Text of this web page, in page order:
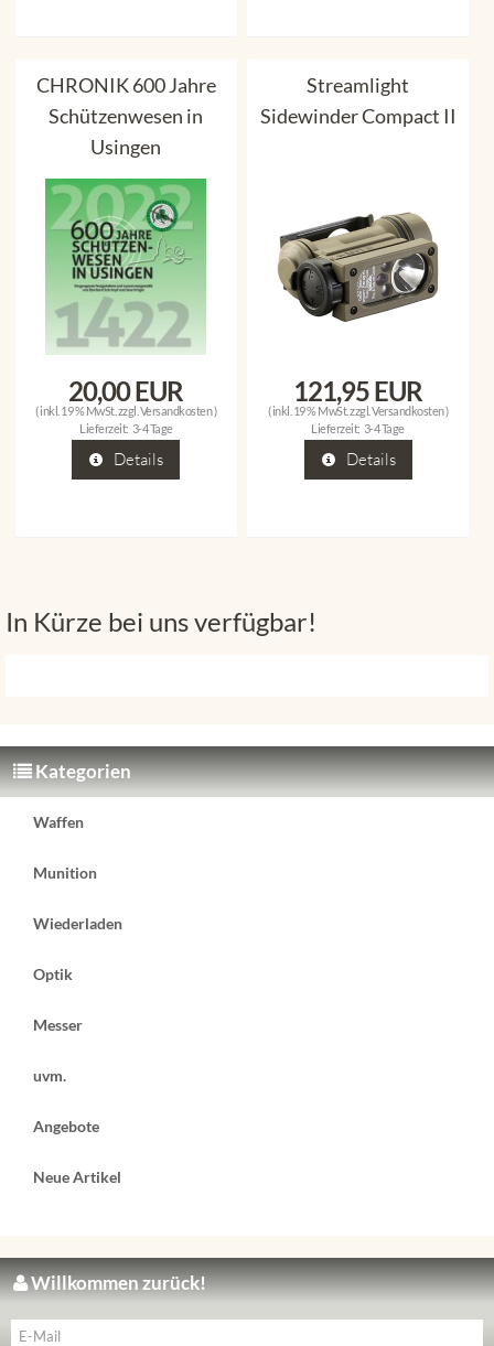
CHRONIK 600 Jahre
Schützenwesen in
Usingen
20,00 EUR
( inkl. 19 % MwSt. zzgl. Versandkosten)
Lieferzeit: 3-4 Tage
Details
Streamlight
Sidewinder Compact II
121,95 EUR
( inkl. 19 % MwSt. zzgl.Versandkosten)
Lieferzeit: 3-4 Tage
Details
In Kürze bei uns verfügbar!
Kategorien
Waffen
Munition
Wiederladen
Optik
Messer
uvm.
Angebote
Neue Artikel
Willkommen zurück!